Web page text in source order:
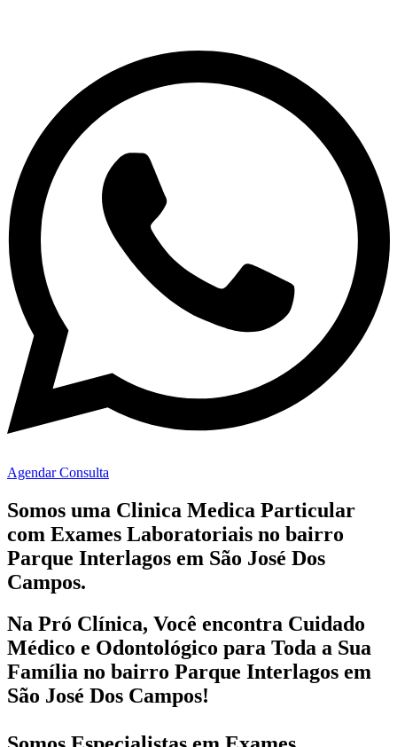
Agendar Consulta
Somos uma Clinica Medica Particular
com Exames Laboratoriais no bairro
Parque Interlagos em São José Dos
Campos.
Na Pró Clínica, Você encontra Cuidado
Médico e Odontológico para Toda a Sua
Família no bairro Parque Interlagos em
São José Dos Campos!